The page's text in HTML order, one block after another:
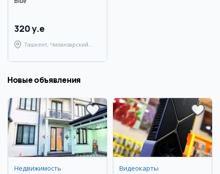
320 y.e
Ташкент, Чиланзарский
Новые объявления
Недвижимость Видеокарты